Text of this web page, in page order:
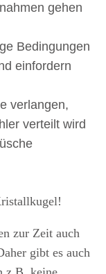
gehen
Bedingungen
einfordern
verlangen,
verteilt wird
zur Zeit auch
gibt es auch